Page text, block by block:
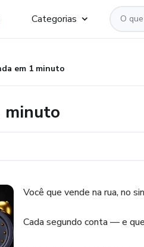
Categorias
em 1 minuto
minuto
Você que vende na rua, no
Cada segundo conta — e